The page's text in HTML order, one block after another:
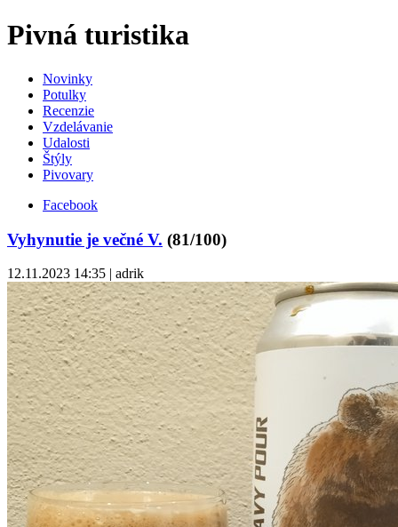
Pivná turistika
Novinky
Potulky
Recenzie
Vzdelávanie
Udalosti
Štýly
Pivovary
Facebook
Vyhynutie je večné V. (81/100)
12.11.2023 14:35 | adrik